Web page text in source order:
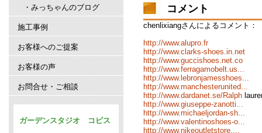
コメント
chenlixiangさんによるコメント：
http://www.alupro.fr
http://www.clarks-shoes.in.net
http://www.guccishoes.net.co
http://www.ferragamobelt.us...
http://www.lebronjamesshoes...
http://www.manchesterunited...
http://www.dardanet.se/Ralph
http://www.giuseppe-zanotti...
http://www.michaeljordan-sh...
http://www.valentinoshoes-o...
http://www.nikeoutletstore....
・みっちゃんのブログ
施工事例
お客様へのご提案
お客様の声
お問合せ・ご相談
ガーデンスタジオ コピス